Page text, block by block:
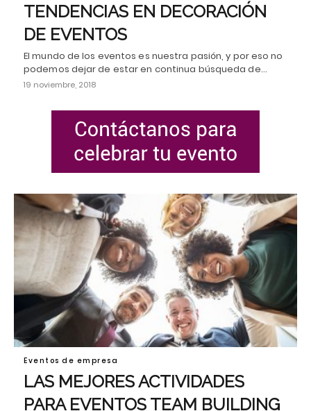
TENDENCIAS EN DECORACIÓN
DE EVENTOS
El mundo de los eventos es nuestra pasión, y por eso no
podemos dejar de estar en continua búsqueda de…
19 noviembre, 2018
Eventos de empresa
LAS MEJORES ACTIVIDADES
PARA EVENTOS TEAM BUILDING